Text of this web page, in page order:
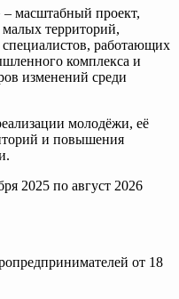
масштабный проект,
территорий,
работающих
комплекса и
изменений среди
молодёжи, её
и повышения
2025 по август 2026
от 18